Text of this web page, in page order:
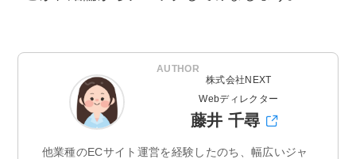
AUTHOR
株式会社NEXT
Webディレクター
藤井 千尋
他業種のECサイト運営を経験したのち、幅広いジャ